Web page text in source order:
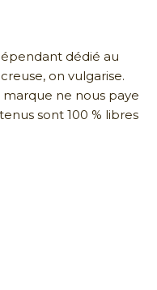
dédié au
on vulgarise.
marque ne nous paye
sont 100 % libres